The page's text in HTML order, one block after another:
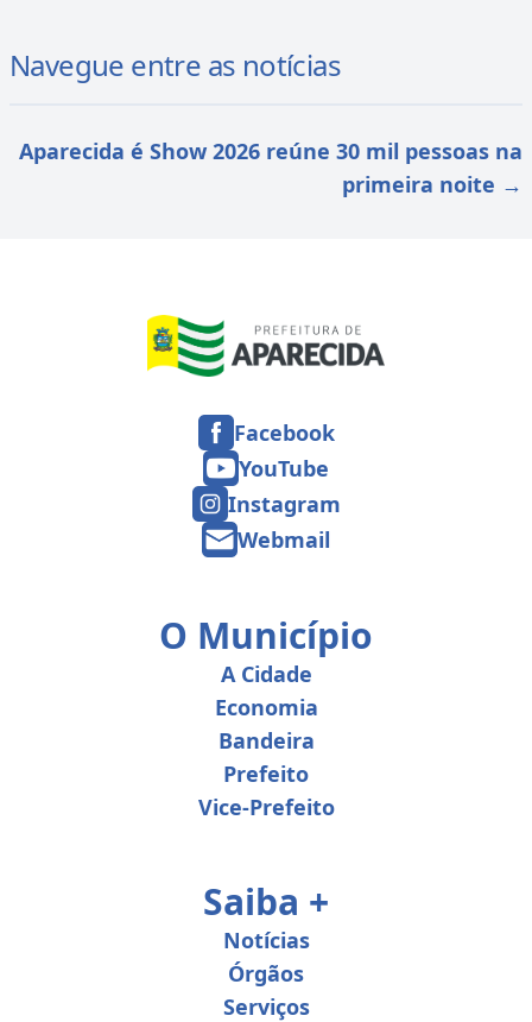
Navegue entre as notícias
Aparecida é Show 2026 reúne 30 mil pessoas na
primeira noite →
Facebook
YouTube
Instagram
Webmail
O Município
A Cidade
Economia
Bandeira
Prefeito
Vice-Prefeito
Saiba +
Notícias
Órgãos
Serviços